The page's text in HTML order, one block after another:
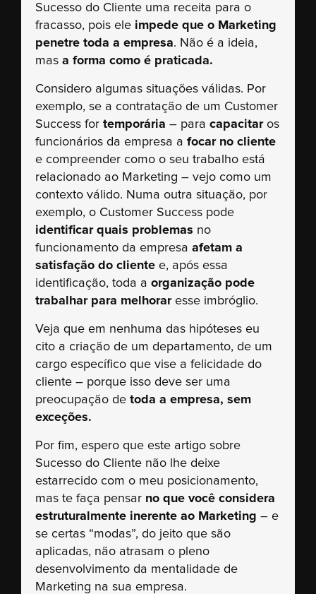
Sucesso do Cliente uma receita para o
fracasso, pois ele impede que o Marketing
penetre toda a empresa. Não é a ideia,
mas a forma como é praticada.
Considero algumas situações válidas. Por
exemplo, se a contratação de um Customer
Success for temporária – para capacitaros
funcionários da empresa a focar no cliente
e compreender como o seu trabalho está
relacionado ao Marketing – vejo como um
contexto válido. Numa outra situação, por
exemplo, o Customer Success pode
identificar quais problemas no
funcionamento da empresa afetam a
satisfação do cliente e, após essa
identificação, toda a organização pode
trabalhar para melhoraresse imbróglio.
Veja que em nenhuma das hipóteses eu
cito a criação de um departamento, de um
cargo específico que vise a felicidade do
cliente – porque isso deve ser uma
preocupação de toda a empresa, sem
exceções.
Por fim, espero que este artigo sobre
Sucesso do Cliente não lhe deixe
estarrecido com o meu posicionamento,
mas te faça pensar no que você considera
estruturalmente inerente ao Marketing – e
se certas “modas”, do jeito que são
aplicadas, não atrasam o pleno
desenvolvimento da mentalidade de
Marketing na sua empresa.